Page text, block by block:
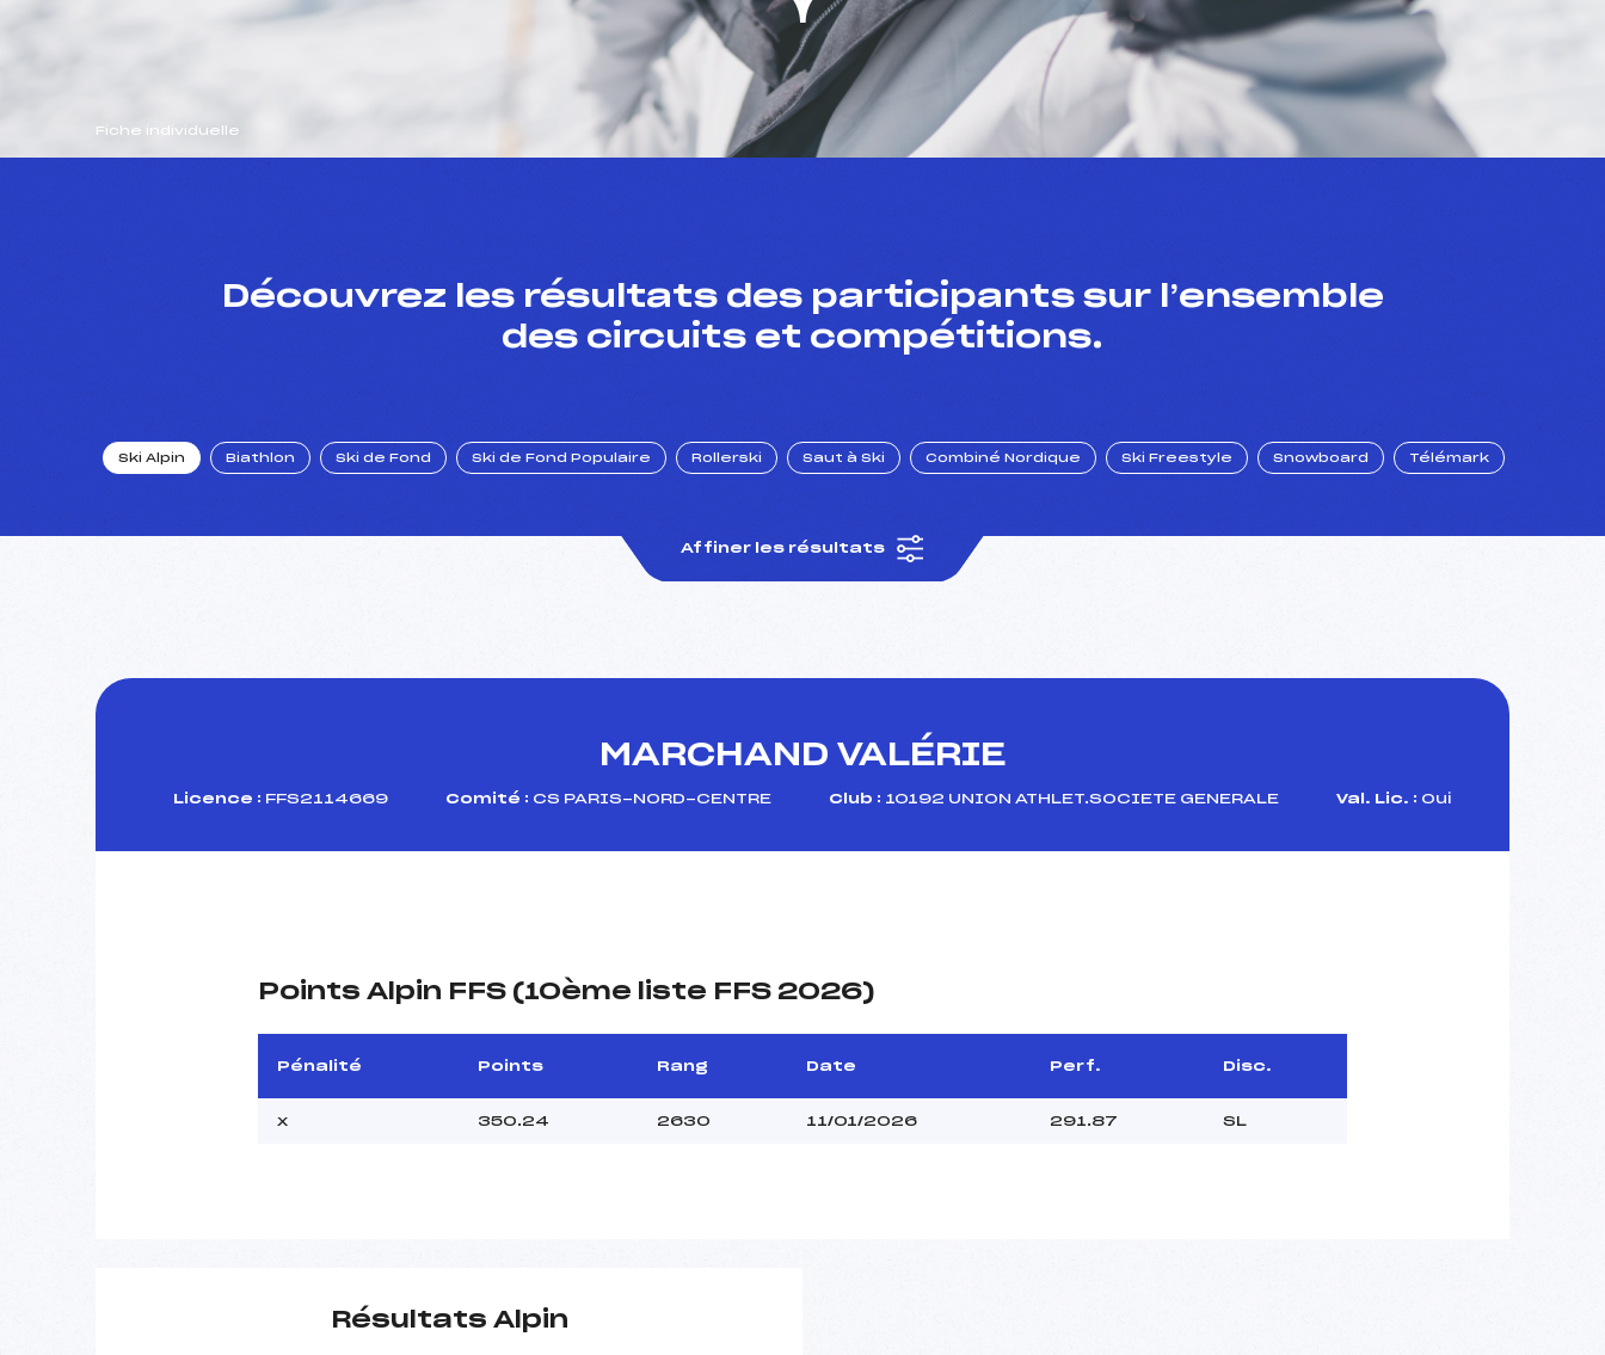
Fiche individuelle
Découvrez les résultats des participants sur l’ensemble
des circuits et compétitions.
Ski Alpin Biathlon Ski de Fond Ski de Fond Populaire Rollerski Saut à Ski Combiné Nordique Ski Freestyle Snowboard Télémark
Affiner les résultats
MARCHAND VALÉRIE
Licence : FFS2114669 Comité : CS PARIS-NORD-CENTRE Club : 10192 UNION ATHLET.SOCIETE GENERALE Val. Lic. : Oui
Points Alpin FFS (10ème liste FFS 2026)
Pénalité Points Rang Date Perf. Disc.
x 350.24 2630 11/01/2026 291.87 SL
Résultats Alpin